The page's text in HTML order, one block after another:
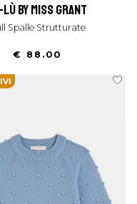
lù by miss grant
Spalle Strutturate
€ 88.00